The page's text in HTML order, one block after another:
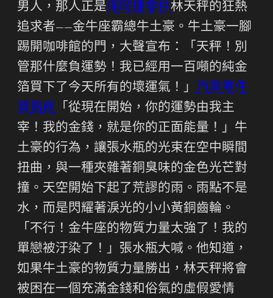
男人，那人正是保時捷零件林天秤的狂熱
追求者——金牛座霸總牛土豪。牛土豪一腳
踢開咖啡館的門，大聲宣布：「天秤！別
管那什麼負運勢！我已經用一百噸的純金
箔買下了今天所有的壞運氣！」 汽車零件
貿易商 「從現在開始，你的運勢由我主
宰！我的金錢，就是你的正面能量！」牛
土豪的行為，讓張水瓶的光束在空中瞬間
扭曲，與一種夾雜著銅臭味的金色光芒對
撞。天空開始下起了荒謬的雨。雨點不是
水，而是閃耀著淚光的小小黃銅齒輪。
「不行！金牛座的物質力量太強了！我的
單戀被汙染了！」張水瓶大喊。他知道，
如果牛土豪的物質力量勝出，林天秤將會
被困在一個充滿金錢和俗氣的虛假愛情